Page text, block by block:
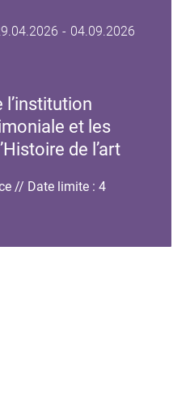
- Date
l'événement
04.09.2026
l’institution
et les
de l’art
// Date limite : 4